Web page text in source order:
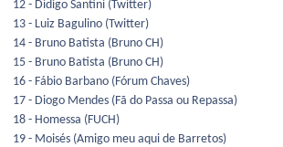
12 - Didigo Santini (Twitter)
13 - Luiz Bagulino (Twitter)
14 - Bruno Batista (Bruno CH)
15 - Bruno Batista (Bruno CH)
16 - Fábio Barbano (Fórum Chaves)
17 - Diogo Mendes (Fã do Passa ou Repassa)
18 - Homessa (FUCH)
19 - Moisés (Amigo meu aqui de Barretos)